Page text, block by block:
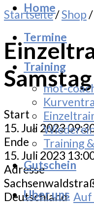
Home
Termine
Training
mot-
Training
Gutschein
Uber uns
Startseite/Shop/
Start
15. Juli 2023
Ende
15. Juli 2023
Adresse
Deutschland Auf